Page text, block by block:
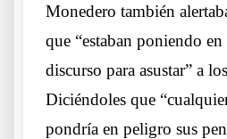
Monedero también
que “estaban poniendo
discurso para asustar” a
Diciéndoles que
pondría en peligro sus